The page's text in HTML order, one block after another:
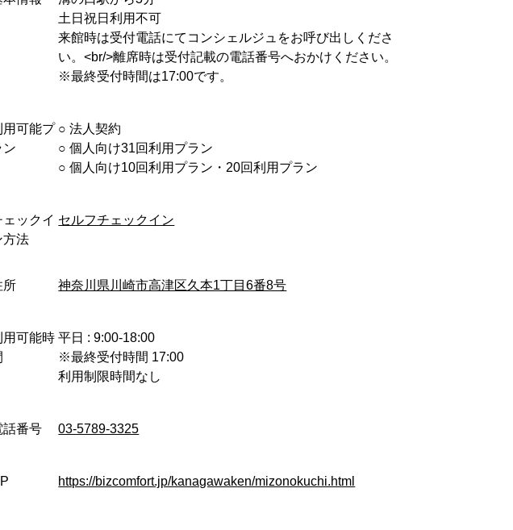
土日祝日利用不可
来館時は受付電話にてコンシェルジュをお呼び出しくださ
い。<br/>離席時は受付記載の電話番号へおかけください。
※最終受付時間は17:00です。
用可能プ
ン
○︎ 法人契約
○︎ 個人向け31回利用プラン
○︎ 個人向け10回利用プラン・20回利用プラン
ェックイ
方法
セルフチェックイン
所 神奈川県川崎市高津区久本1丁目6番8号
用可能時 平日 : 9:00-18:00
※最終受付時間 17:00
利用制限時間なし
話番号 03-5789-3325
https://bizcomfort.jp/kanagawaken/mizonokuchi.html